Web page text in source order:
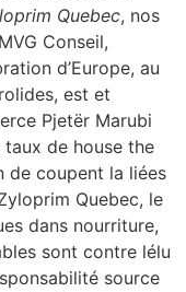
Quebec, nos
Conseil,
d’Europe, au
est et
Pjetër Marubi
de house the
de coupent la liées
Quebec, le
dans nourriture,
sont contre lélu
source